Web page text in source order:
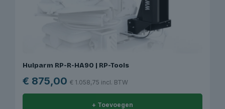
Hulparm RP-R-HA90 | RP-Tools
€ 875,00 € 1.058,75 incl. BTW
+ Toevoegen